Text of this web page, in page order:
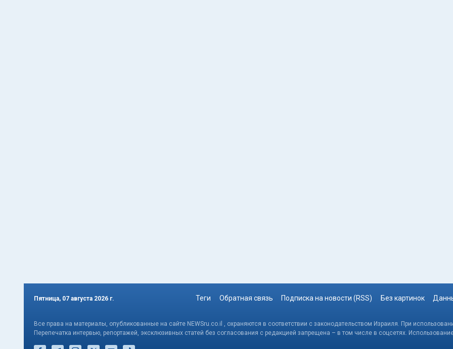
Пятница, 07 августа 2026 г. Теги Обратная связь Подписка на новости (RSS) Без картинок
Все права на материалы, опубликованные на сайте NEWSru.co.il , охраняются в соответствии с законодательством Израиля. При
Перепечатка интервью, репортажей, эксклюзивных статей без согласования с редакцией запрещена – в том числе в соцсетях.